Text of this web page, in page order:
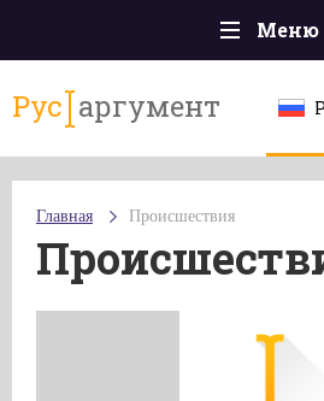
Меню
Политика
Общество
Рус аргумент
Главная Происшествия